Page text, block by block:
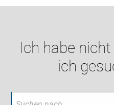
Ich habe
ich